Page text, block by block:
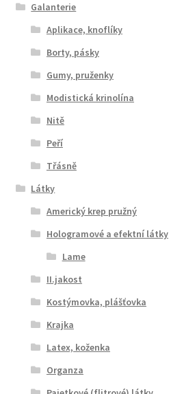
Galanterie
Aplikace, knoflíky
Borty, pásky
Gumy, pruženky
Modistická krinolína
Nitě
Peří
Třásně
Látky
Americký krep pružný
Hologramové a efektní látky
Lame
II.jakost
Kostýmovka, plášťovka
Krajka
Latex, koženka
Organza